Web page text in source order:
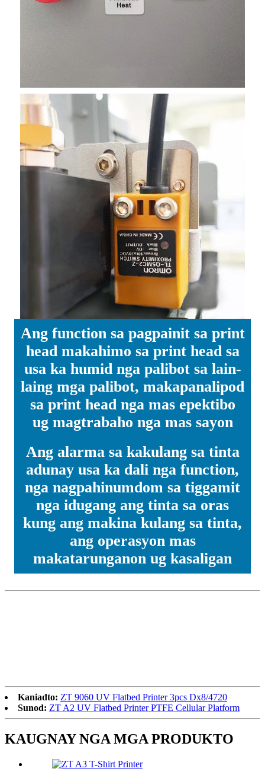
Ang function sa pagpainit sa print
head makahimo sa print head sa
usa ka humid nga palibot sa lain-
laing mga palibot, makapanalipod
sa print head nga mas epektibo
ug magtrabaho nga mas sayon
Ang alarma sa kakulang sa tinta
adunay usa ka dali nga function,
nga nagpahinumdom sa tiggamit
nga idugang ang tinta sa oras
kung ang makina kulang sa tinta,
ang operasyon mas
makatarunganon ug kasaligan
Kaniadto: ZT 9060 UV Flatbed Printer 3pcs Dx8/4720
Sunod: ZT A2 UV Flatbed Printer PTFE Cellular Platform
KAUGNAY NGA MGA PRODUKTO